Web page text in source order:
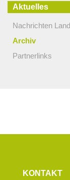
Aktuelles
Nachrichten
Archiv
Partnerlinks
KONTAKT